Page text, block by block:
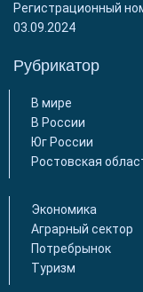
Регистрационный
03.09.2024
Рубрикатор
В мире
В России
Юг России
Ростовская
Экономика
Аграрный сектор
Потребрынок
Туризм